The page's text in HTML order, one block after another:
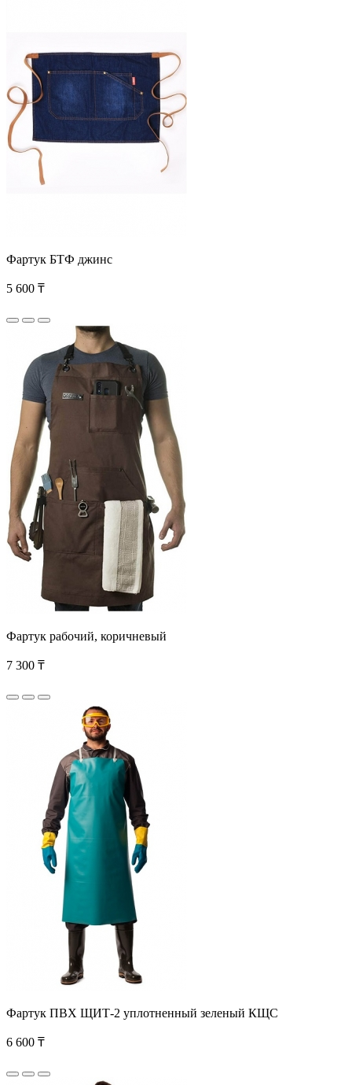
Фартук БТФ джинс
5 600 ₸
Фартук рабочий, коричневый
7 300 ₸
Фартук ПВХ ЩИТ-2 уплотненный зеленый КЩС
6 600 ₸